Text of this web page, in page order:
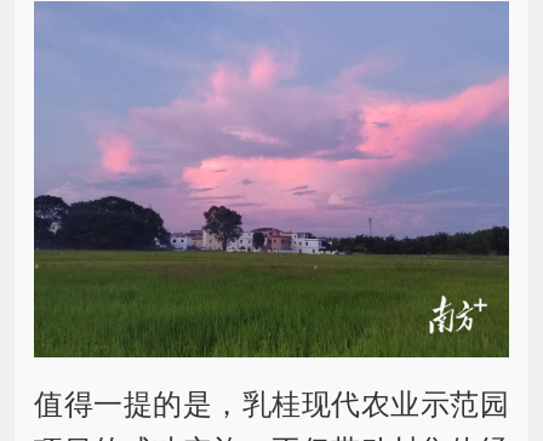
值得一提的是，乳桂现代农业示范园